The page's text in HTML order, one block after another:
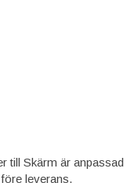
till Skärm är anpassad
leverans.